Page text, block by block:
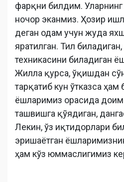
фарқни билдим.
ночор эканмиз. Ҳозир
деган одам учун жуда
яратилган. Тил
техникасини биладиган
Жилла қурса, ўқишдан
тарқатиб кун ўтказса ҳам
ёшларимиз орасида доим
ташвишга қўядиган,
Лекин, ўз иқтидорлари
эришаётган
ҳам кўз юммаслигимиз